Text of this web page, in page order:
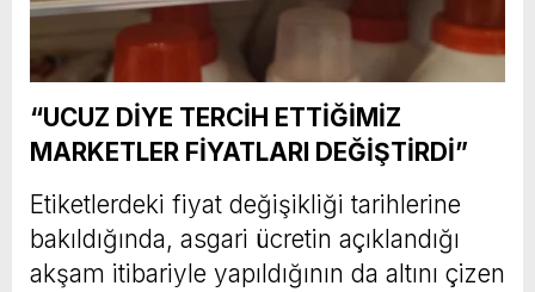
“UCUZ DİYE TERCİH ETTİĞİMİZ
MARKETLER FİYATLARI DEĞİŞTİRDİ”
Etiketlerdeki fiyat değişikliği tarihlerine
bakıldığında, asgari ücretin açıklandığı
akşam itibariyle yapıldığının da altını çizen